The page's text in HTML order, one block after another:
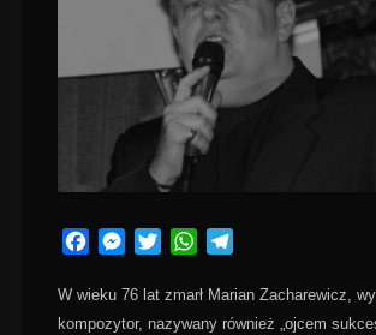
FacebookMessenger
TwitterWhatsApp
W wieku 76 lat zmarł Marian Zacharewicz,
kompozytor, nazywany również „ojcem